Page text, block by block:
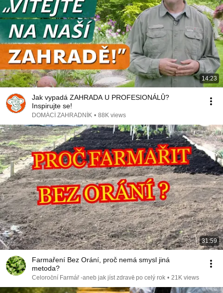
14:23
Jak vypadá ZAHRADA U PROFESIONÁLŮ?
Inspirujte se!
DOMÁCÍ ZAHRADNÍK • 88K views
31:59
Farmaření Bez Orání, proč nemá smysl jiná
metoda?
Celoroční Farmář -aneb jak jíst zdravě po celý rok • 21K views